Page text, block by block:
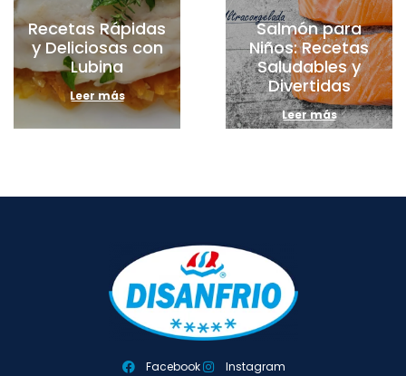
Recetas Rápidas
y Deliciosas con
Lubina
Leer más
Salmón para
Niños: Recetas
Saludables y
Divertidas
Leer más
Facebook Instagram